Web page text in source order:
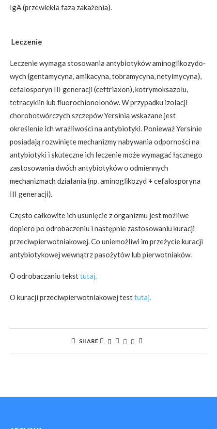
IgA (przewlekła faza zakażenia).
Leczenie
Leczenie wymaga stosowania antybiotyków aminoglikozydo-
wych (gentamycyna, amikacyna, tobramycyna, netylmycyna),
cefalosporyn III generacji (ceftriaxon), kotrymoksazolu,
tetracyklin lub fluorochionolonów. W przypadku izolacji
chorobotwórczych szczepów Yersinia wskazane jest
określenie ich wrażliwości na antybiotyki. Ponieważ Yersinie
posiadają rozwinięte mechanizmy nabywania odporności na
antybiotyki i skuteczne ich leczenie może wymagać łącznego
zastosowania dwóch antybiotyków o odmiennych
mechanizmach działania (np. aminoglikozyd + cefalosporyna
III generacji).
Często całkowite ich usunięcie z organizmu jest możliwe
dopiero po odrobaczeniu i następnie zastosowaniu kuracji
przeciwpierwotniakowej. Co uniemożliwi im przeżycie kuracji
antybiotykowej wewnątrz pasożytów lub pierwotniaków.
O odrobaczaniu teksttutaj.
O kuracji przeciwpierwotniakowej testtutaj.
SHARE